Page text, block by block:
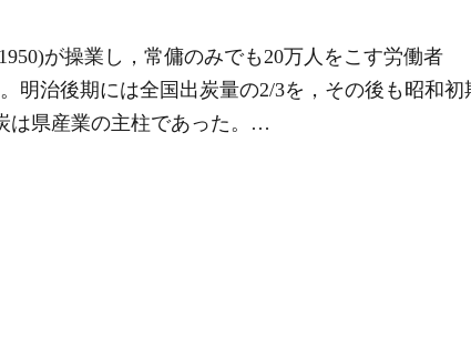
が操業し，常傭のみでも20万人をこす労働者
明治後期には全国出炭量の2/3を，その後も昭和初
は県産業の主柱であった。…